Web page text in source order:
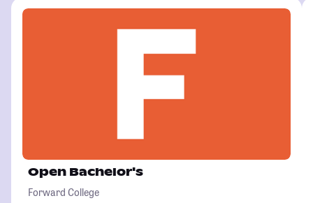
Open Bachelor's
Forward College